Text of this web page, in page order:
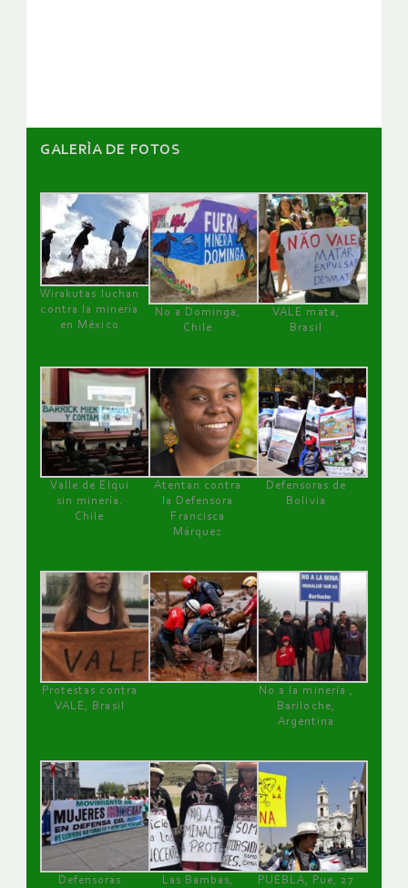
GALERÌA DE FOTOS
Wirakutas luchan
contra la minería
en México
No a Dominga,
Chile
VALE mata,
Brasil
Valle de Elqui
sin minería.
Chile
Atentan contra
la Defensora
Francisca
Márquez
Defensoras de
Bolivia
Protestas contra
VALE, Brasil
No a la minería ,
Bariloche,
Argentina
Defensoras
Las Bambas,
PUEBLA, Pue, 27